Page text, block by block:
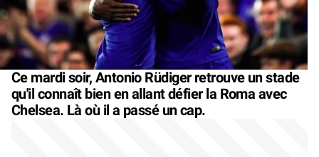
Ce mardi soir, Antonio Rüdiger retrouve un stade
qu'il connaît bien en allant défier la Roma avec
Chelsea. Là où il a passé un cap.